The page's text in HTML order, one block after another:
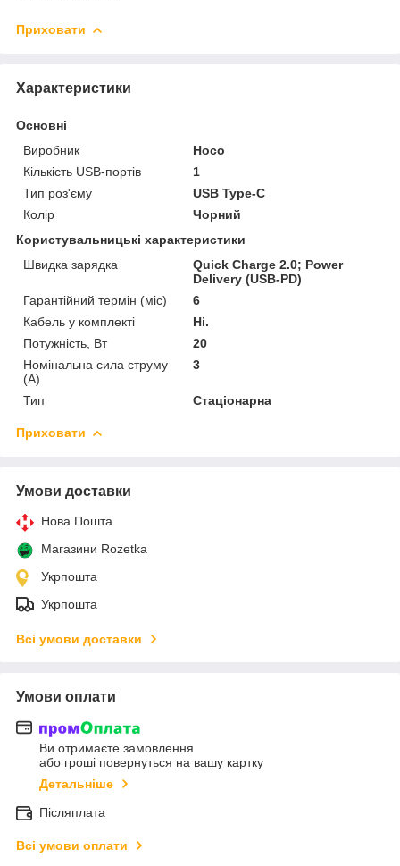
Приховати
Характеристики
Основні
Виробник
Hoco
Кількість USB-портів
1
Тип роз'єму
USB Type-C
Колір
Чорний
Користувальницькі характеристики
Швидка зарядка
Quick Charge 2.0; Power
Delivery (USB-PD)
Гарантійний термін (міс)
6
Кабель у комплекті
Ні.
Потужність, Вт
20
Номінальна сила струму
(А)
3
Тип Стаціонарна
Приховати
Умови доставки
Нова Пошта
Магазини Rozetka
Укрпошта
Укрпошта
Всі умови доставки
Умови оплати
Ви отримаєте замовлення
або гроші повернуться на вашу картку
Детальніше
Післяплата
Всі умови оплати